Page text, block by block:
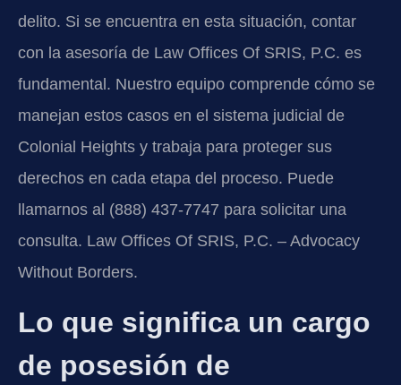
delito. Si se encuentra en esta situación, contar
con la asesoría de Law Offices Of SRIS, P.C. es
fundamental. Nuestro equipo comprende cómo se
manejan estos casos en el sistema judicial de
Colonial Heights y trabaja para proteger sus
derechos en cada etapa del proceso. Puede
llamarnos al (888) 437-7747 para solicitar una
consulta. Law Offices Of SRIS, P.C. – Advocacy
Without Borders.
Lo que significa un cargo
de posesión de